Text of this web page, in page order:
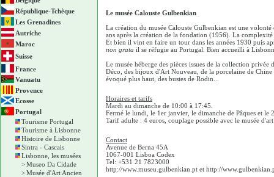
République-Tchèque
Les Grenadines
Autriche
Maroc
Suisse
France
Vanuatu
Provence
Ecosse
Portugal
Tourisme Portugal
Tourisme à Lisbonne
Histoire de Lisbonne
Sintra - Cascais
Lisbonne, les musées
>Museo Da Cidade
>Musée d'Art Ancien
Le musée Calouste Gulbenkian
La création du musée Calouste Gulbenkian est une
ans après la création de la fondation (1956). La
Et bien il vint en faire un tour dans les années 1930 puis
non grata il se réfugie au Portugal. Bien accueilli à
Le musée héberge des pièces issues de la collection
Déco, des bijoux d'Art Nouveau, de la porcelaine de Chine
évoqué plus haut, des bustes de Rodin...
Horaires et tarifs
Mardi au dimanche de 10:00 à 17:45.
Fermé le lundi, le 1er janvier, le dimanche de Pâques et le
Tarif adulte : 4 euros, couplage possible avec le musée
Contact
Avenue de Berna 45A
1067-001 Lisboa Codex
Tel: +531 21 7823000
http://www.museu.gulbenkian.pt et http://